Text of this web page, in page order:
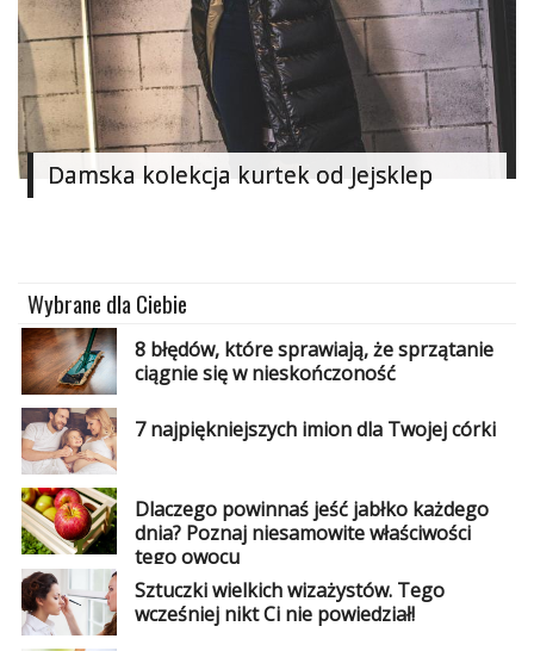
Zakupy
Kultura
Porady
ekspertów
Konkursy
Recenzje
Studniówka
Dodaj
«
Dodaj
Dodaj
Dodaj
galerię
Dodaj
Najlepsze
Damska kolekcja kurtek od Jejsklep
Wybrane dla Ciebie
8 błędów, które sprawiają, że sprzątanie
ciągnie się w nieskończoność
7 najpiękniejszych imion dla Twojej córki
Dlaczego powinnaś jeść jabłko każdego
dnia? Poznaj niesamowite właściwości
tego owocu
Sztuczki wielkich wizażystów. Tego
wcześniej nikt Ci nie powiedział!